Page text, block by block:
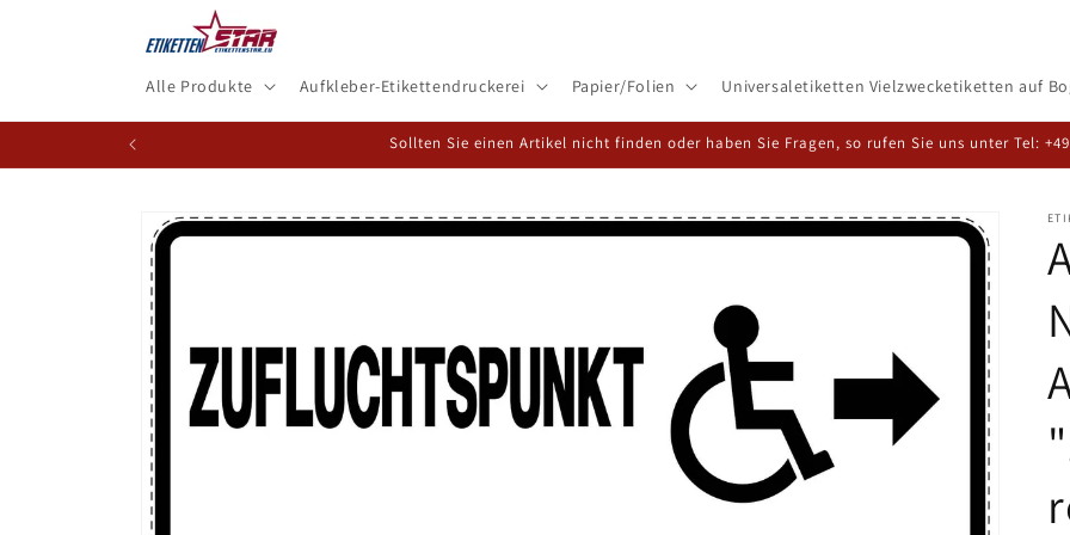
Alle Produkte Aufkleber-Etikettendruckerei Papier/Folien Universaletiketten Vielzwecketiketten auf
Sollten Sie einen Artikel nicht finden oder haben Sie Fragen, so rufen Sie uns unter Tel:
Produktinformationen
springen